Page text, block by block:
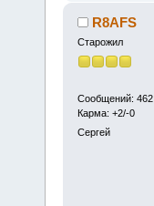
R8AFS
Старожил
Сообщений: 462
Карма: +2/-0
Сергей